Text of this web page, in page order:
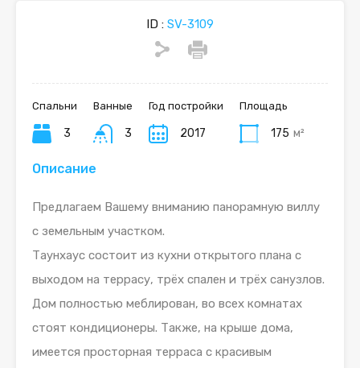
ID : SV-3109
Спальни
3
Ванные
3
Год постройки
2017
Площадь
175 м²
Описание
Предлагаем Вашему вниманию панорамную виллу
с земельным участком.
Таунхаус состоит из кухни открытого плана с
выходом на террасу, трёх спален и трёх санузлов.
Дом полностью меблирован, во всех комнатах
стоят кондиционеры. Также, на крыше дома,
имеется просторная терраса с красивым